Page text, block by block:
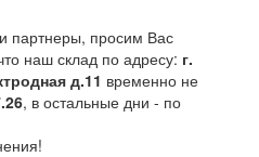
партнеры, просим Вас
наш склад по адресу: г.
д.11 временно не
, в остальные дни - по